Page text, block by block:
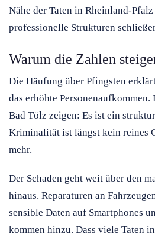
Nähe der Taten in Rheinland-
professionelle Strukturen
Warum die Zahlen
Die Häufung über Pfingsten
das erhöhte Personenaufkommen.
Bad Tölz zeigen: Es ist ein
Kriminalität ist längst kein reines
mehr.
Der Schaden geht weit über den
hinaus. Reparaturen an
sensible Daten auf Smartphones
kommen hinzu. Dass viele Taten